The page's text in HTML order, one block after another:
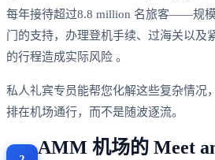
每年接待超过8.8 million 名旅客——规
门的支持，办理登机手续、过海关以及
的行程造成实际风险 。
私人礼宾专员能帮您化解这些复杂情况
排在机场通行，而不是随波逐流。
AMM 机场的 Meet